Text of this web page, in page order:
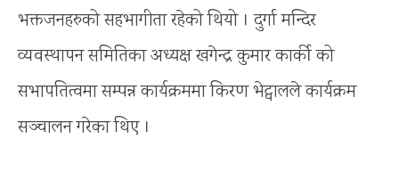
भक्तजनहरुको सहभागीता रहेको थियो । दुर्गा मन्दिर
व्यवस्थापन समितिका अध्यक्ष खगेन्द्र कुमार कार्की को
सभापतित्वमा सम्पन्न कार्यक्रममा किरण भेट्वालले कार्यक्रम
सञ्चालन गरेका थिए ।